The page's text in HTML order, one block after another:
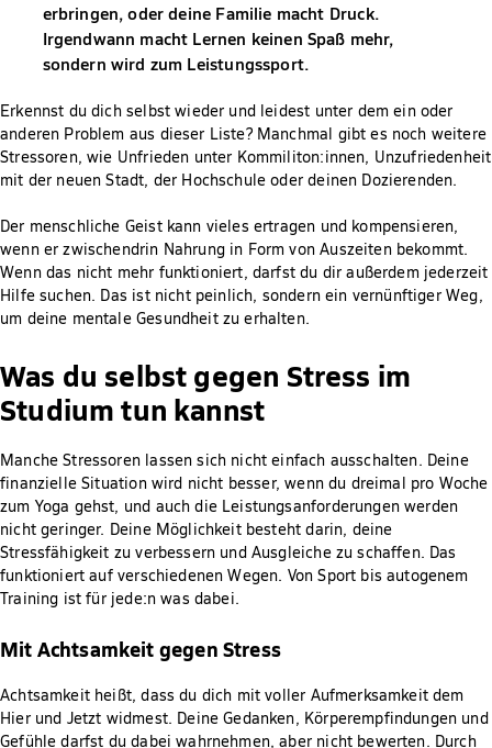
erbringen, oder deine Familie macht Druck.
Irgendwann macht Lernen keinen Spaß mehr,
sondern wird zum Leistungssport.
Erkennst du dich selbst wieder und leidest unter dem ein oder
anderen Problem aus dieser Liste? Manchmal gibt es noch weitere
Stressoren, wie Unfrieden unter Kommiliton:innen, Unzufriedenheit
mit der neuen Stadt, der Hochschule oder deinen Dozierenden.
Der menschliche Geist kann vieles ertragen und kompensieren,
wenn er zwischendrin Nahrung in Form von Auszeiten bekommt.
Wenn das nicht mehr funktioniert, darfst du dir außerdem jederzeit
Hilfe suchen. Das ist nicht peinlich, sondern ein vernünftiger Weg,
um deine mentale Gesundheit zu erhalten.
Was du selbst gegen Stress im
Studium tun kannst
Manche Stressoren lassen sich nicht einfach ausschalten. Deine
finanzielle Situation wird nicht besser, wenn du dreimal pro Woche
zum Yoga gehst, und auch die Leistungsanforderungen werden
nicht geringer. Deine Möglichkeit besteht darin, deine
Stressfähigkeit zu verbessern und Ausgleiche zu schaffen. Das
funktioniert auf verschiedenen Wegen. Von Sport bis autogenem
Training ist für jede:n was dabei.
Mit Achtsamkeit gegen Stress
Achtsamkeit heißt, dass du dich mit voller Aufmerksamkeit dem
Hier und Jetzt widmest. Deine Gedanken, Körperempfindungen und
Gefühle darfst du dabei wahrnehmen, aber nicht bewerten. Durch